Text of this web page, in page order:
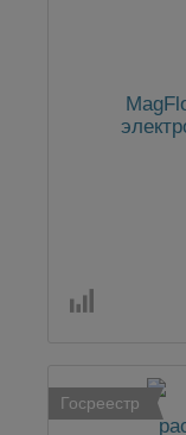
Госреестр